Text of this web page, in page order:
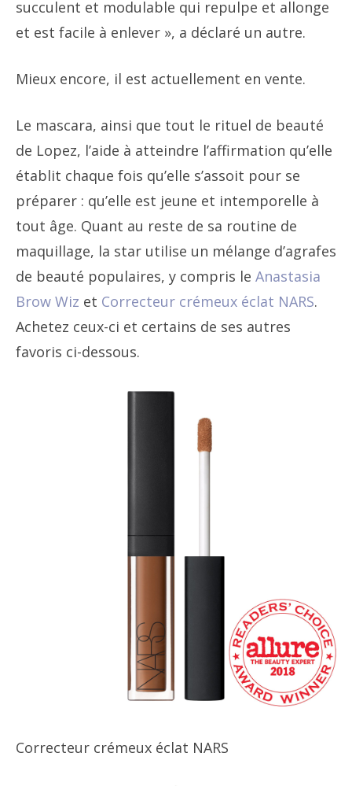
succulent et modulable qui repulpe et allonge
et est facile à enlever », a déclaré un autre.
Mieux encore, il est actuellement en vente.
Le mascara, ainsi que tout le rituel de beauté
de Lopez, l’aide à atteindre l’affirmation qu’elle
établit chaque fois qu’elle s’assoit pour se
préparer : qu’elle est jeune et intemporelle à
tout âge. Quant au reste de sa routine de
maquillage, la star utilise un mélange d’agrafes
de beauté populaires, y compris le Anastasia
Brow Wiz et Correcteur crémeux éclat NARS.
Achetez ceux-ci et certains de ses autres
favoris ci-dessous.
Correcteur crémeux éclat NARS